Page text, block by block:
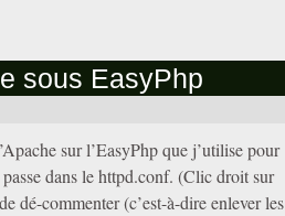
sous EasyPhp
sur l’EasyPhp que j’utilise pour
passe dans le httpd.conf. (Clic droit sur
dé-commenter (c’est-à-dire enlever les